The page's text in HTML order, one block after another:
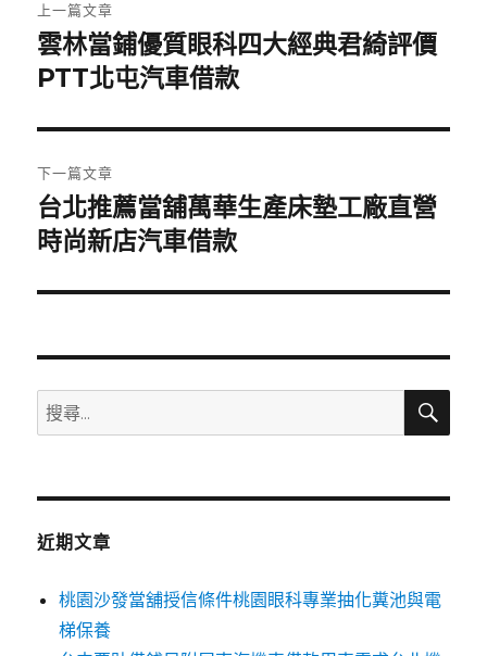
章
導
覽
上一篇文章
上
一
文
章:
雲林當鋪優質眼科四大經典君綺評價
PTT北屯汽車借款
下一篇文章
下
一
文
台北推薦當舖萬華生產床墊工廠直營
時尚新店汽車借款
搜
尋
鍵
搜
近期文章
桃園沙發當舖授信條件桃園眼科專業抽化糞池與電
梯保養